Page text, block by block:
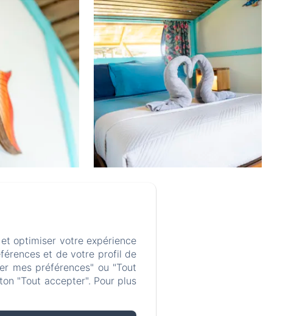
optimiser votre expérience
et de votre profil de
mes préférences" ou "Tout
"Tout accepter". Pour plus